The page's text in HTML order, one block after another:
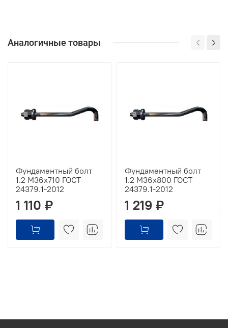
Аналогичные товары
Фундаментный болт
1.2 М36х710 ГОСТ
24379.1-2012
1 110 ₽
Фундаментный болт
1.2 М36х800 ГОСТ
24379.1-2012
1 219 ₽